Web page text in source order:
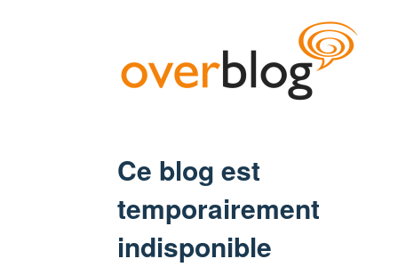
Ce blog est
temporairement
indisponible